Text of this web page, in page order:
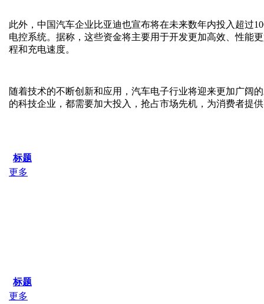
此外，中国汽车企业比亚迪也宣布将在未来数年内投入超过
电控系统。据称，这些资金将主要用于开发更加高效、性能
程和充电速度。
随着技术的不断创新和应用，汽车电子行业将迎来更加广阔
的科技企业，都需要加大投入，抢占市场先机，为消费者提
标题
更多
标题
更多